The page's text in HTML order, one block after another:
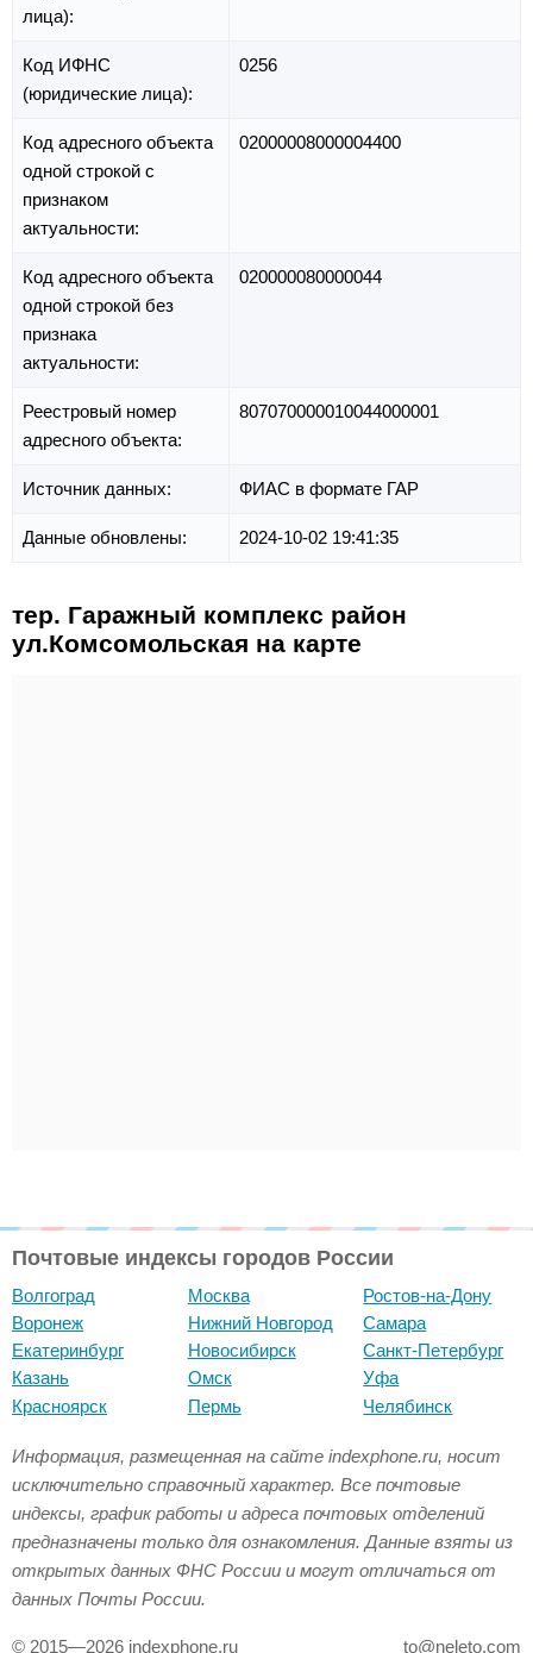
лица):
Код ИФНС
(юридические лица):
0256
Код адресного объекта
одной строкой с
признаком
актуальности:
02000008000004400
Код адресного объекта
одной строкой без
признака
актуальности:
020000080000044
Реестровый номер
адресного объекта:
807070000010044000001
Источник данных: ФИАС в формате ГАР
Данные обновлены: 2024-10-02 19:41:35
тер. Гаражный комплекс район
ул.Комсомольская на карте
Почтовые индексы городов России
Волгоград
Воронеж
Екатеринбург
Казань
Красноярск
Москва
Нижний Новгород
Новосибирск
Омск
Пермь
Ростов-на-Дону
Самара
Санкт-Петербург
Уфа
Челябинск
Информация, размещенная на сайте indexphone.ru, носит
исключительно справочный характер. Все почтовые
индексы, график работы и адреса почтовых отделений
предназначены только для ознакомления. Данные взяты из
открытых данных ФНС России и могут отличаться от
данных Почты России.
© 2015—2026 indexphone.ru to@neleto.com